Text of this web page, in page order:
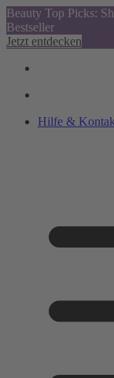
Beauty Top Picks:
Bestseller
Jetzt entdecken
Hilfe &